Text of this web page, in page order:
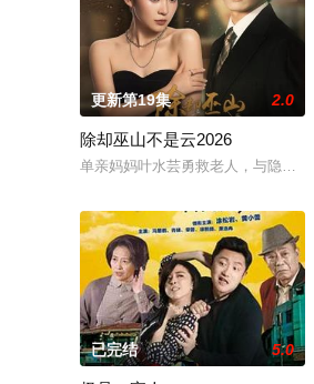
更新第19集 2.0
除却巫山不是云2026
单亲妈妈叶水芸勇救老人，与隐富
已完结 5.0